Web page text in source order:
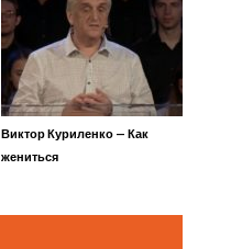
Виктор Куриленко — Как
жениться